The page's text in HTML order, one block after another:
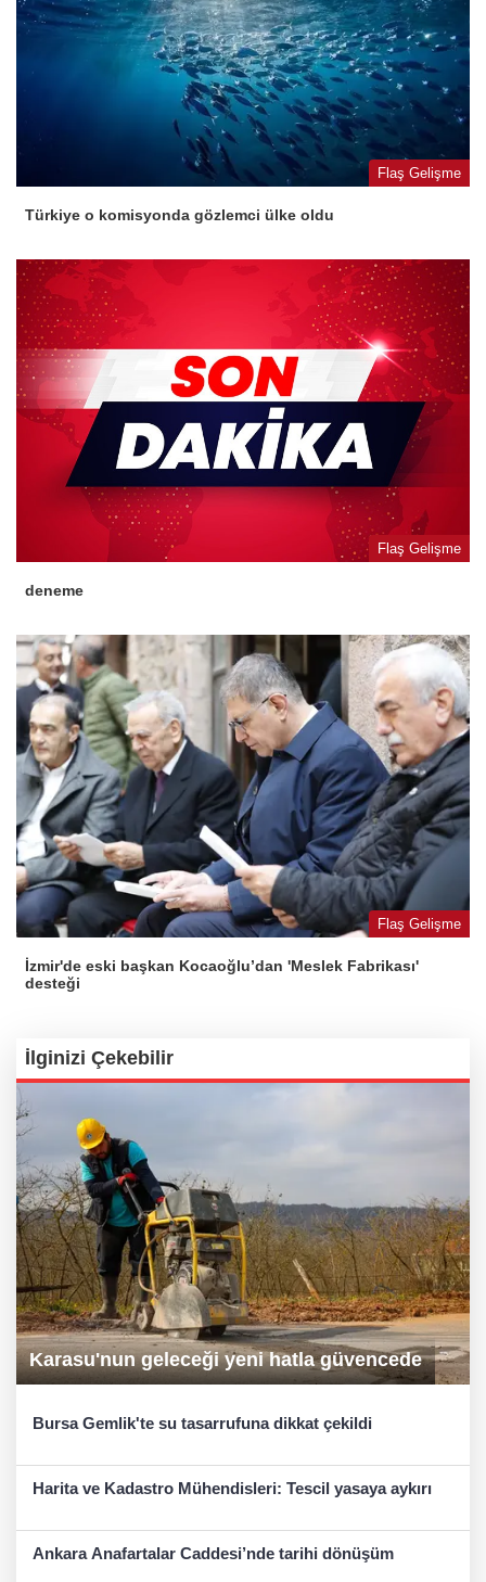
Flaş Gelişme
Türkiye o komisyonda gözlemci ülke oldu
Flaş Gelişme
deneme
Flaş Gelişme
İzmir'de eski başkan Kocaoğlu’dan 'Meslek Fabrikası'
desteği
İlginizi Çekebilir
Karasu'nun geleceği yeni hatla güvencede
Bursa Gemlik'te su tasarrufuna dikkat çekildi
Harita ve Kadastro Mühendisleri: Tescil yasaya aykırı
Ankara Anafartalar Caddesi’nde tarihi dönüşüm